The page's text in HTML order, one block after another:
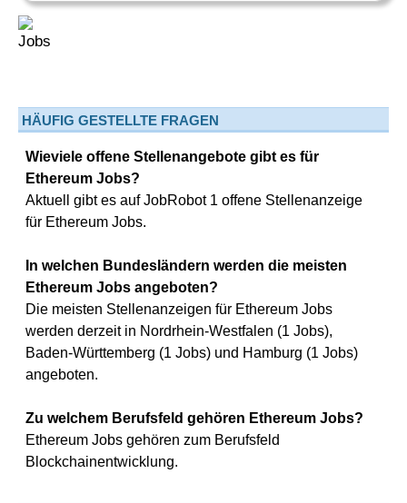
HÄUFIG GESTELLTE FRAGEN
Wieviele offene Stellenangebote gibt es für
Ethereum Jobs?
Aktuell gibt es auf JobRobot 1 offene Stellenanzeige
für Ethereum Jobs.
In welchen Bundesländern werden die meisten
Ethereum Jobs angeboten?
Die meisten Stellenanzeigen für Ethereum Jobs
werden derzeit in Nordrhein-Westfalen (1 Jobs),
Baden-Württemberg (1 Jobs) und Hamburg (1 Jobs)
angeboten.
Zu welchem Berufsfeld gehören Ethereum Jobs?
Ethereum Jobs gehören zum Berufsfeld
Blockchainentwicklung.